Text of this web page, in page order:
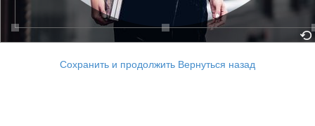
Сохранить и продолжить Вернуться назад